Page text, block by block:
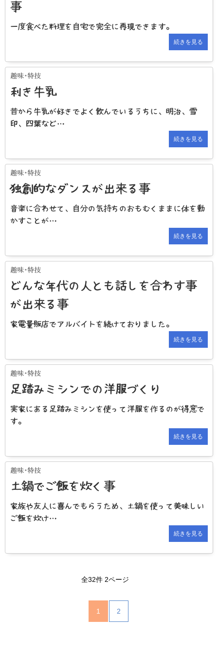
事
一度食べた料理を自宅で完全に再現できます。
続きを見る
利き牛乳
昔から牛乳が好きでよく飲んでいるうちに、明治、雪
印、四葉など…
続きを見る
独創的なダンスが出来る事
音楽に合わせて、自分の気持ちのおもむくままに体を動
かすことが…
続きを見る
どんな年代の人とも話しを合わす事
が出来る事
家電量販店でアルバイトを続けておりました。
続きを見る
足踏みミシンでの洋服づくり
実家にある足踏みミシンを使って洋服を作るのが得意で
す。
続きを見る
土鍋でご飯を炊く事
家族や友人に喜んでもらうため、土鍋を使って美味しい
ご飯を炊け…
続きを見る
全32件 2ページ
1 2